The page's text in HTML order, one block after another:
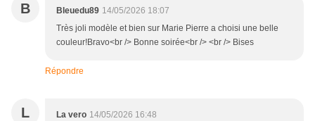
B Bleuedu89 14/05/2026 18:07
Très joli modèle et bien sur Marie Pierre a choisi une belle
couleur!Bravo<br /> Bonne soirée<br /> <br /> Bises
Répondre
L La vero 14/05/2026 16:48